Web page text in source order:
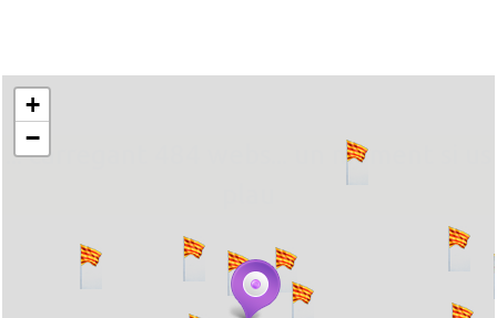
... carregant 484 webs... un moment si us
+
−